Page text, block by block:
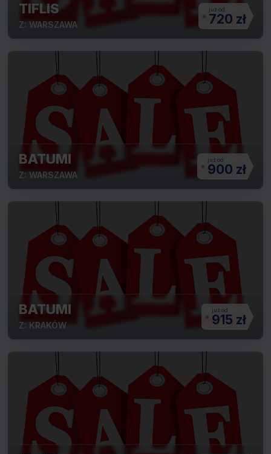
TIFLIS
Z: WARSZAWA 720 zł
BATUMI
Z: WARSZAWA 900 zł
BATUMI
Z: KRAKÓW 915 zł